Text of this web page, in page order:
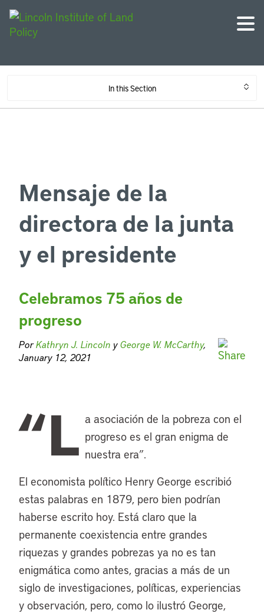
In this Section
Mensaje de la
directora de la junta
y el presidente
Celebramos 75 años de
progreso
PorKathryn J. Lincoln yGeorge W. McCarthy,
January 12, 2021
“L a asociación de la pobreza con el
progreso es el gran enigma de
nuestra era”.
El economista político Henry George escribió
estas palabras en 1879, pero bien podrían
haberse escrito hoy. Está claro que la
permanente coexistencia entre grandes
riquezas y grandes pobrezas ya no es tan
enigmática como antes, gracias a más de un
siglo de investigaciones, políticas, experiencias
y observación, pero, como lo ilustró George,